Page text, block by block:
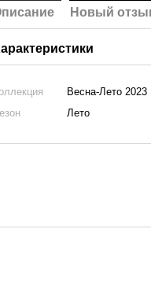
Новый
Весна-Лето 2023
Лето